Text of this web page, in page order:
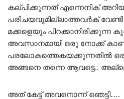
കല്പിക്കുന്നത് എന്നെനിക്
പരിചയവുമില്ലാത്തവർക്
മക്കളെയും
അവസാനമായി ഒരു നോക്ക്
പരലോകത്തെകയക്കുന്നതിൽ ഒരു
അങ്ങനെ തന്നെ ആവട്ടെ..
അത്‌ കേട്ട് അവനൊന്ന് ഞെട്ടി….